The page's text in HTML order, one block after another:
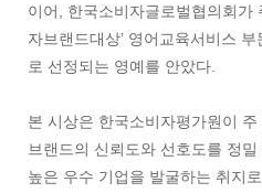
이어, 한국소비자글로벌협의회가
자브랜드대상’ 영어교육서비스
로 선정되는 영예를 안았다.
본 시상은 한국소비자평가원이
브랜드의 신뢰도와 선호도를 정
높은 우수 기업을 발굴하는 취지